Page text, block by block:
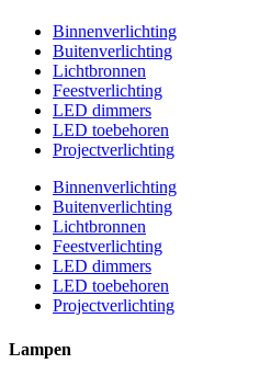
Binnenverlichting
Buitenverlichting
Lichtbronnen
Feestverlichting
LED dimmers
LED toebehoren
Projectverlichting
Binnenverlichting
Buitenverlichting
Lichtbronnen
Feestverlichting
LED dimmers
LED toebehoren
Projectverlichting
Lampen